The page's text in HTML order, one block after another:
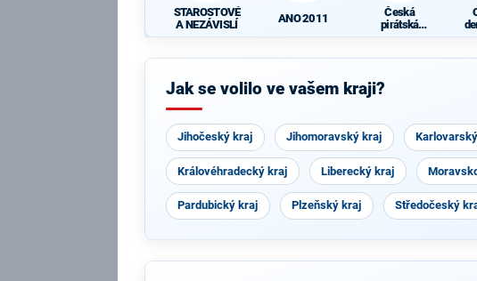
STAROSTOVÉ
A NEZÁVISLÍ
ANO 2011
Česká
pirátská
Jak se volilo ve vašem kraji?
Jihočeský kraj Jihomoravský kraj
Královéhradecký kraj Liberecký kraj
Pardubický kraj Plzeňský kraj Středočeský